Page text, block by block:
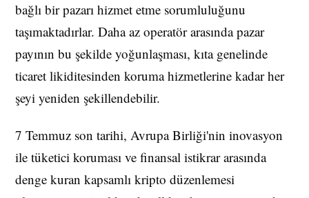
bağlı bir pazarı hizmet etme sorumluluğunu
taşımaktadırlar. Daha az operatör arasında pazar
payının bu şekilde yoğunlaşması, kıta genelinde
ticaret likiditesinden koruma hizmetlerine kadar her
şeyi yeniden şekillendebilir.
7 Temmuz son tarihi, Avrupa Birliği'nin inovasyon
ile tüketici koruması ve finansal istikrar arasında
denge kuran kapsamlı kripto düzenlemesi